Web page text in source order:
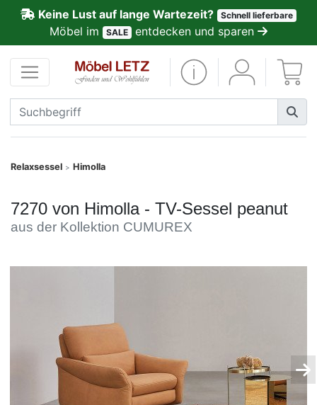
Keine Lust auf lange Wartezeit? Schnell lieferbare
Möbel im SALE entdecken und sparen
Relaxsessel > Himolla
7270 von Himolla - TV-Sessel peanut
aus der Kollektion CUMUREX
Kundenmeinungen
Anmelden
PREMIUM
Schnell
SALE
Polsterplaner
0%
Finanzierung